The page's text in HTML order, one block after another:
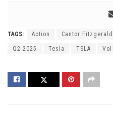
TAGS: Action Cantor Fitzgerald
Q2 2025 Tesla TSLA Vol